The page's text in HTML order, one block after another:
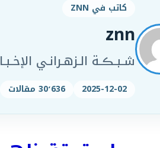
كاتب في ZNN
znn
شـبـڪـة الـزهـرانـي
2025-12-02 30٬636 مقالات